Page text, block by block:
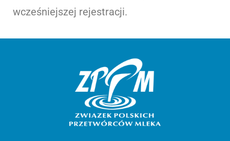
wcześniejszej rejestracji.